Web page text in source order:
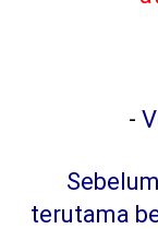
-
terutama